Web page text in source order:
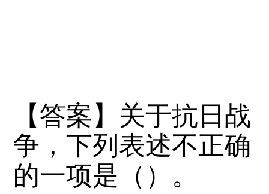
【答案】关于抗日战
争，下列表述不正确
的一项是（）。